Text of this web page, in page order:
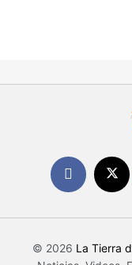
© 2026 La Tierra